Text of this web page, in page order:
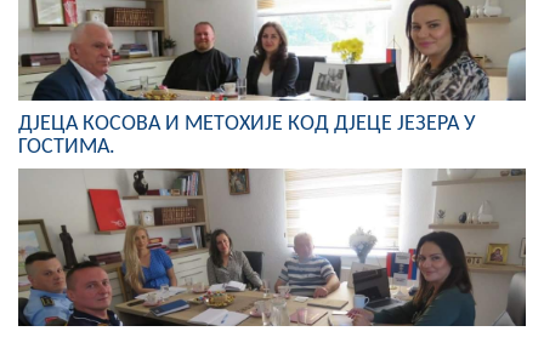
ПРИВРЕДА
Пољопривреда
Туризам
Спорт
ЦИВИЛНА ЗАШТИТА
КОНТАКТ
ДЈЕЦА КОСОВА И МЕТОХИЈЕ КОД ДЈЕЦЕ ЈЕЗЕРА У
ГОСТИМА.